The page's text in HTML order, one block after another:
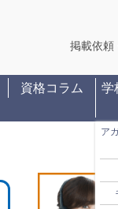
掲載依頼
資格コラム
学
ア